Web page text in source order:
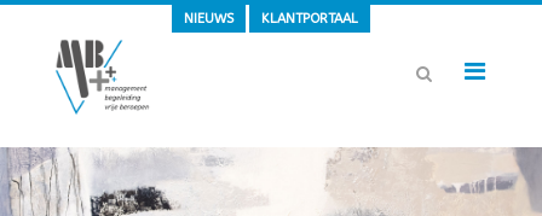
NIEUWS KLANTPORTAAL